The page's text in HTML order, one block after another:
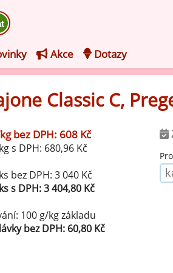
základu
Akce Dotazy
Classic C,
bez DPH: 608 Kč
s DPH: 680,96 Kč
bez DPH: 3 040 Kč
s DPH: 3 404,80 Kč
100 g/kg základu
bez DPH: 60,80 Kč